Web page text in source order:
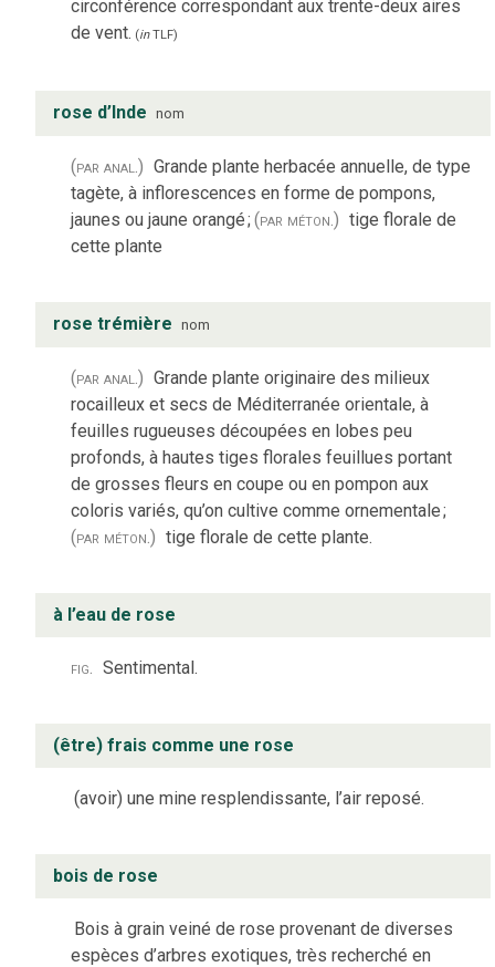
circonférence correspondant aux trente-deux aires
de vent. (inTLF)
rose d’Inde nom
(par anal.) Grande plante herbacée annuelle, de type
tagète, à inflorescences en forme de pompons,
jaunes ou jaune orangé;(par méton.) tige florale de
cette plante
rose trémière nom
(par anal.) Grande plante originaire des milieux
rocailleux et secs de Méditerranée orientale, à
feuilles rugueuses découpées en lobes peu
profonds, à hautes tiges florales feuillues portant
de grosses fleurs en coupe ou en pompon aux
coloris variés, qu’on cultive comme ornementale;
(par méton.) tige florale de cette plante.
à l’eau de rose
fig. Sentimental.
(être) frais comme une rose
(avoir) une mine resplendissante, l’air reposé.
bois de rose
Bois à grain veiné de rose provenant de diverses
espèces d’arbres exotiques, très recherché en